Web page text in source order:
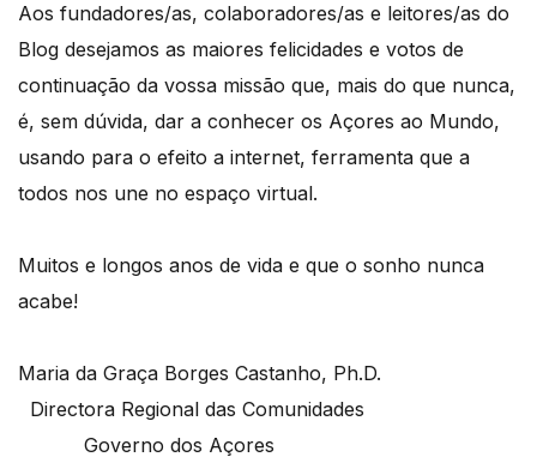
Aos fundadores/as, colaboradores/as e leitores/as do
Blog desejamos as maiores felicidades e votos de
continuação da vossa missão que, mais do que nunca,
é, sem dúvida, dar a conhecer os Açores ao Mundo,
usando para o efeito a internet, ferramenta que a
todos nos une no espaço virtual.
Muitos e longos anos de vida e que o sonho nunca
acabe!
Maria da Graça Borges Castanho, Ph.D.
Directora Regional das Comunidades
Governo dos Açores